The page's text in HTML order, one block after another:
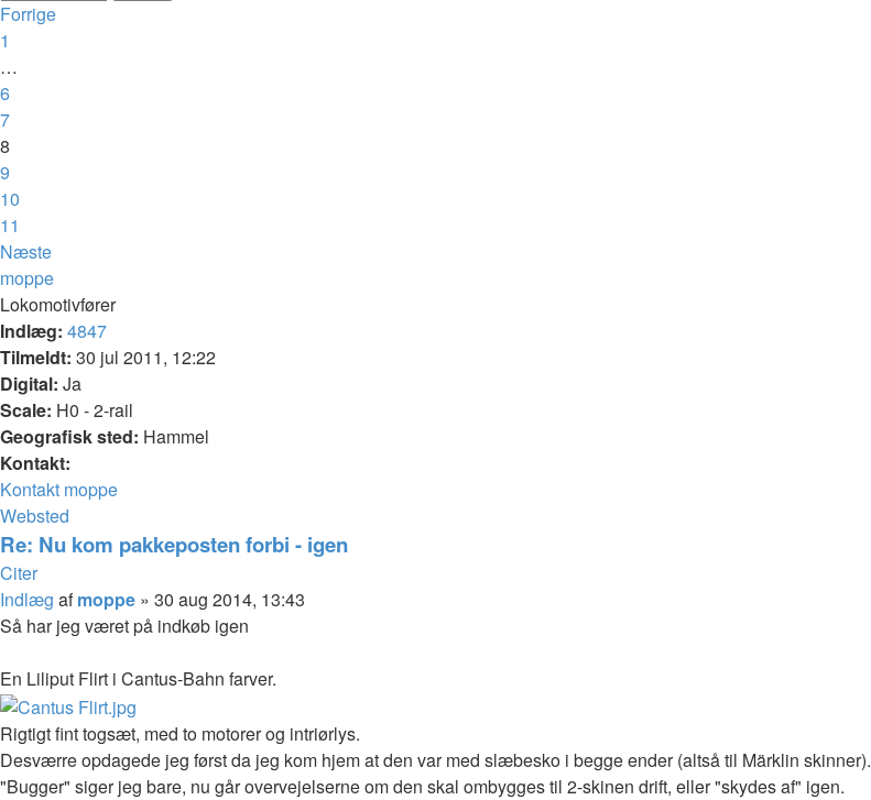
Forrige
1
…
6
7
8
9
10
11
Næste
moppe
Lokomotivfører
Indlæg: 4847
Tilmeldt: 30 jul 2011, 12:22
Digital: Ja
Scale: H0 - 2-rail
Geografisk sted: Hammel
Kontakt:
Kontakt moppe
Websted
Re: Nu kom pakkeposten forbi - igen
Citer
Indlæg afmoppe » 30 aug 2014, 13:43
Så har jeg været på indkøb igen
En Liliput Flirt i Cantus-Bahn farver.
Rigtigt fint togsæt, med to motorer og intriørlys.
Desværre opdagede jeg først da jeg kom hjem at den var med slæbesko i begge ender (altså til Märklin skinner).
"Bugger" siger jeg bare, nu går overvejelserne om den skal ombygges til 2-skinen drift, eller "skydes af" igen.